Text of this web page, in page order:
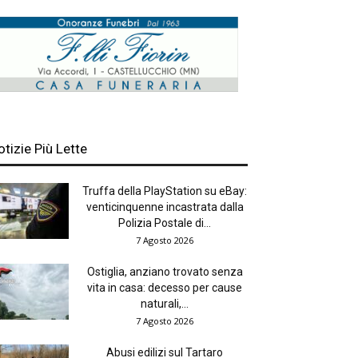
Più Lette
Truffa della PlayStation su eBay:
venticinquenne incastrata dalla
Polizia Postale di...
7 Agosto 2026
Ostiglia, anziano trovato senza
vita in casa: decesso per cause
naturali,...
7 Agosto 2026
Abusi edilizi sul Tartaro